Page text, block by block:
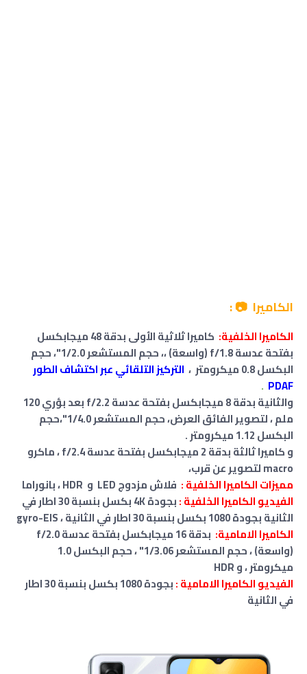
الكاميرا 📷 :
الكاميرا الخلفية:
كاميرا ثلاثية الأولى بدقة 48 ميجابكسل
بفتحة عدسة f/1.8 (واسعة) ،
،حجم المستشعر 1/2.0"،
حجم
البكسل 0.8 ميكرومتر
، التركيز التلقائي عبر اكتشاف الطور
PDAF
.
والثانية بدقة 8 ميجابكسل بفتحة عدسة f/2.2 بعد بؤري 120
ملم ، لتصوير الفائق العرض، حجم المستشعر 1/4.0"،
حجم
البكسل 1.12 ميكرومتر
.
و كاميرا ثالثة بدقة 2 ميجابكسل بفتحة عدسة f/2.4 ، ماكرو
macro لتصوير عن قرب،
مميزات الكاميرا الخلفية : فلاش مزدوج LED و HDR ، بانوراما
الفيديو الكاميرا الخلفية :
بجودة 4K بكسل بنسبة 30 اطار في
الثانية بجودة1080بكسل بنسبة 30 اطار في الثانية ،gyro-EIS
الكاميرا الامامية: بدقة 16
ميجابكسل بفتحة عدسة f/2.0
(واسعة) ، حجم المستشعر 1/3.06" ، حجم البكسل 1.0
ميكرومتر ،و HDR
الفيديو الكاميرا الامامية :
بجودة 1080 بكسل بنسبة 30 اطار
في الثانية